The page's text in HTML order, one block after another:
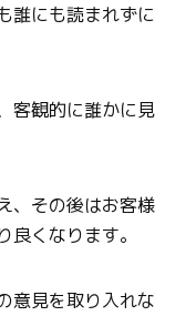
誰にも読まれずに
客観的に誰かに見
、その後はお客様
くなります。
意見を取り入れな